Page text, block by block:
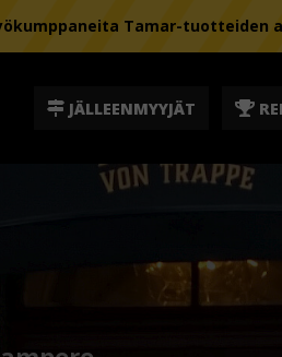
Tamar-tuotteiden
JÄLLEENMYYJÄT